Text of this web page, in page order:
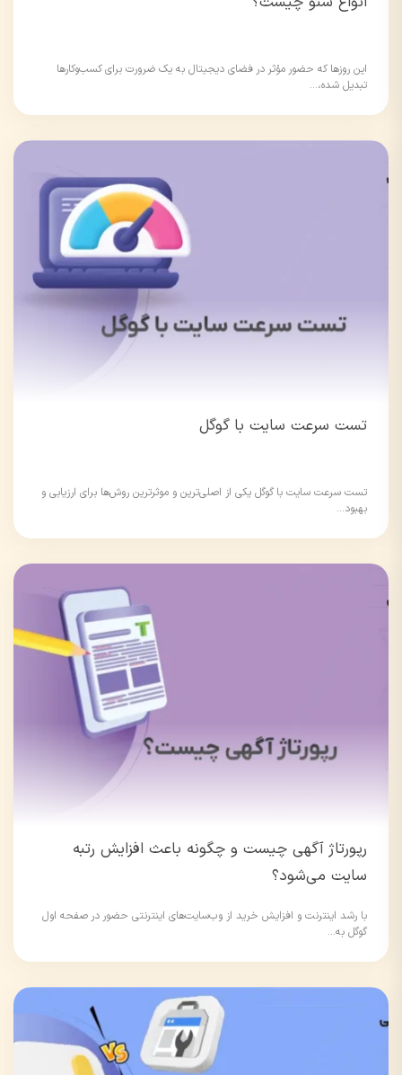
این روزها که حضور مؤثر در فضای دیجیتال به یک ضرورت برای کسب‌وکارها
تبدیل شده،...
تست سرعت سایت با گوگل
تست سرعت سایت با گوگل یکی از اصلی‌ترین و موثرترین روش‌ها برای ارزیابی و
بهبود...
رپورتاژ آگهی چیست و چگونه باعث افزایش رتبه
سایت می‌شود؟
با رشد اینترنت و افزایش خرید از وب‌سایت‌های اینترنتی حضور در صفحه اول
گوگل به...